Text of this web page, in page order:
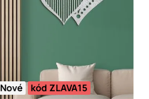
Nové kód ZLAVA15